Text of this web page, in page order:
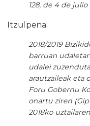
128, de 4 de julio
Itzulpena:
2018/2019
barruan
udalei
arautzaileak eta
Foru Gobernu
onartu ziren
2018ko